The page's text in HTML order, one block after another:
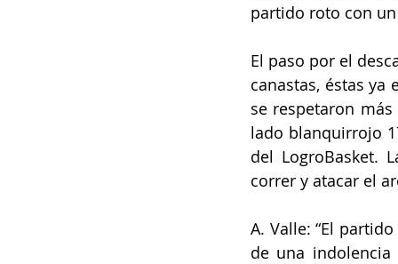
partido roto con
El paso por el
canastas, éstas
se respetaron
lado blanquirrojo
del LogroBasket.
correr y atacar el
A. Valle: “El
de una indolencia